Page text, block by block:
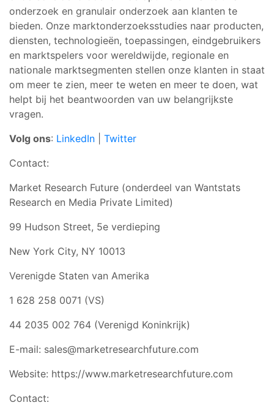
onderzoek en granulair onderzoek aan klanten te
bieden. Onze marktonderzoeksstudies naar producten,
diensten, technologieën, toepassingen, eindgebruikers
en marktspelers voor wereldwijde, regionale en
nationale marktsegmenten stellen onze klanten in staat
om meer te zien, meer te weten en meer te doen, wat
helpt bij het beantwoorden van uw belangrijkste
vragen.
Volg ons: LinkedIn
Twitter
Contact:
Market Research Future (onderdeel van Wantstats
Research en Media Private Limited)
99 Hudson Street, 5e verdieping
New York City, NY 10013
Verenigde Staten van Amerika
1 628 258 0071 (VS)
44 2035 002 764 (Verenigd Koninkrijk)
E-mail: sales@marketresearchfuture.com
Website: https://www.marketresearchfuture.com
Contact: